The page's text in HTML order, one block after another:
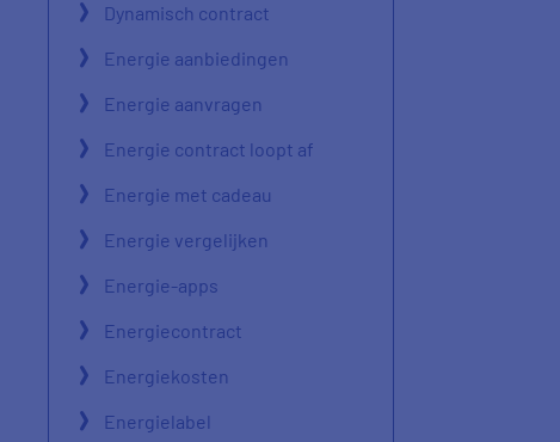
Dynamisch contract
Energie aanbiedingen
Energie aanvragen
Energie contract loopt af
Energie met cadeau
Energie vergelijken
Energie-apps
Energiecontract
Energiekosten
Energielabel